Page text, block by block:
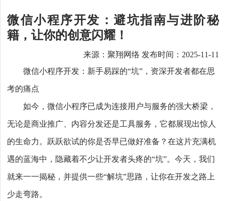
微信小程序开发：避坑指南与进阶秘
籍，让你的创意闪耀！
来源：聚翔网络 发布时间：2025-11-11
微信小程序开发：新手易踩的“坑”，资深开发者都在思
考的痛点
如今，微信小程序已成为连接用户与服务的强大桥梁，
无论是商业推广、内容分发还是工具服务，它都展现出惊人
的生命力。跃跃欲试的你是否早已做好准备？在这片充满机
遇的蓝海中，隐藏着不少让开发者头疼的“坑”。今天，我们
就来一一揭秘，并提供一些“解坑”思路，让你在开发之路上
少走弯路。